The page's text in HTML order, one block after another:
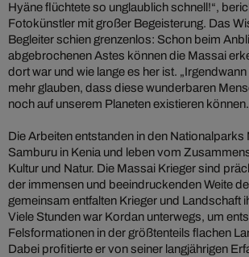
Hyäne flüchtete so unglaublich schnell!“,
Fotokünstler mit großer Begeisterung. Das
Begleiter schien grenzenlos: Schon beim
abgebrochenen Astes können die Massai
dort war und wie lange es her ist.
mehr glauben, dass diese wunderbaren
noch auf unserem Planeten existieren
Die Arbeiten entstanden in den Nationalparks
Samburu in Kenia und leben vom
Kultur und Natur. Die Massai Krieger sind
der immensen und beeindruckenden Weite
gemeinsam entfalten Krieger und Landschaft
Viele Stunden war Kordan unterwegs, um
Felsformationen in der größtenteils flachen
Dabei profitierte er von seiner langjährigen